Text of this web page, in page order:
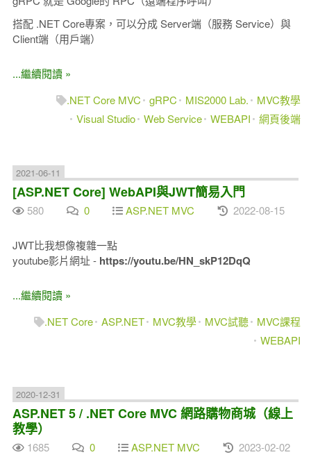
搭配 .NET Core專案，可以分成 Server端（服務 Service）與
Client端（用戶端）
...繼續閱讀 »
.NET Core MVC
gRPC MIS2000 Lab.
MVC教學
Visual Studio Web Service WEBAPI 網頁後端
2021-06-11
[ASP.NET Core] WebAPI與JWT簡易入門
580 0 ASP.NET MVC 2022-08-15
JWT比我想像複雜一點
youtube影片網址 - https://youtu.be/HN_skP12DqQ
...繼續閱讀 »
.NET Core ASP.NET MVC教學 MVC試聽
MVC課程
WEBAPI
2020-12-31
ASP.NET 5 / .NET Core MVC 網路購物商城（線上
教學）
1685 0 ASP.NET MVC 2023-02-02